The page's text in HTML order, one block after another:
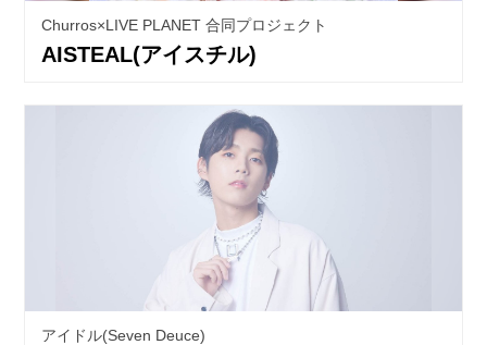
Churros×LIVE PLANET 合同プロジェクト
AISTEAL(アイスチル)
アイドル(Seven Deuce)